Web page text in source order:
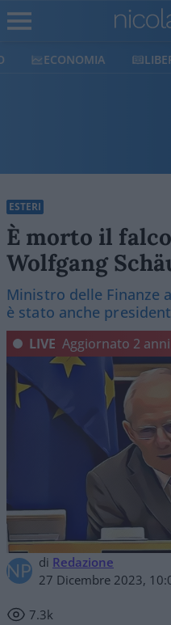
ECONOMIA
ESTERI
È morto il
Wolfgang
Ministro delle Finanze
è stato anche
di Redazione
27 Dicembre 2023,
7.3k
LIVE Aggiornato 2